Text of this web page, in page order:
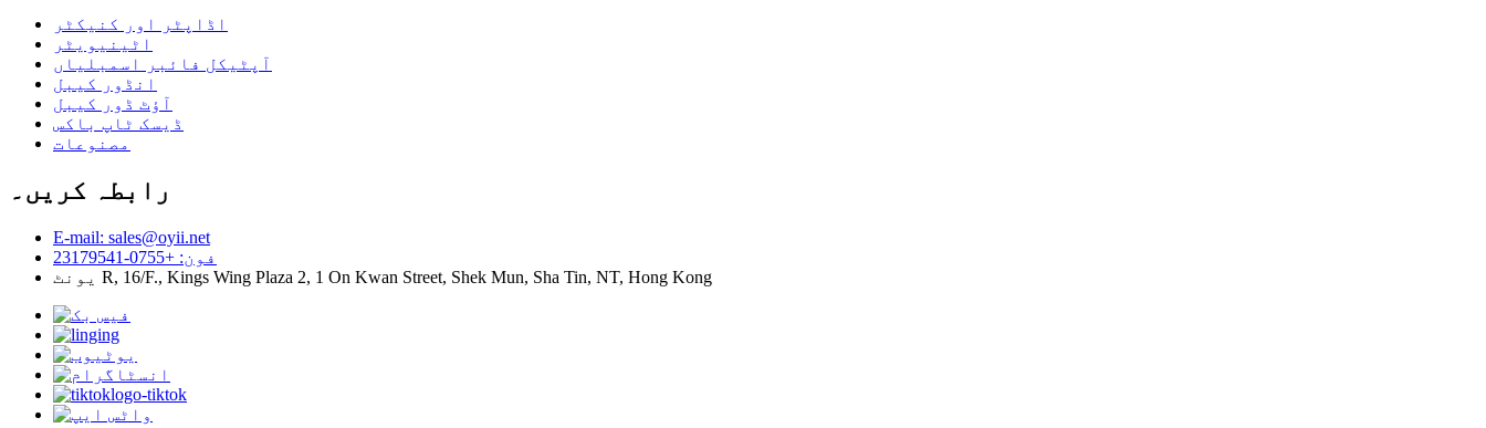
اڈاپٹر اور کنیکٹر
اٹینیویٹر
آپٹیکل فائبر اسمبلیاں
انڈور کیبل
آؤٹ ڈور کیبل
ڈیسک ٹاپ باکس
مصنوعات
رابطہ کریں۔
E-mail: sales@oyii.net
فون: +0755-23179541
یونٹ R, 16/F., Kings Wing Plaza 2, 1 On Kwan Street, Shek Mun, Sha Tin, NT, Hong Kong